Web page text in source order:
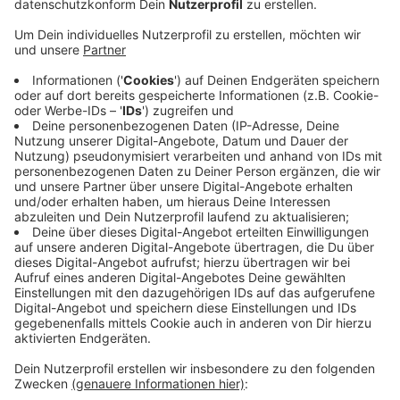
Anzeige
Unser Leverkusener Ärztesprecher beruhigt aber alle
Eltern, die sich Sorgen machen, weil ihre Kinder
plötzlich zu einer völlig ungewöhnlichen Zeit im Jahr
erkältet sind: Nach der langen Social-Distancing-
Phase haben wir alle jetzt wieder mehr Sozialkontakte,
da sei es normal, dass sich solche Viren wieder
verbreiten. Im Winter haben viele Kinder die üblichen
Infekte durch Maske, Abstand und Co. ausgelassen.
Dass diese Krankheiten jetzt nachgeholt werden, sei
gar nicht mal schlecht, so Travnik. Das stärke nämlich
unser Immunsystem.